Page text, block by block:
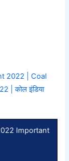
2022 | Coal
| कोल इंडिया
Important